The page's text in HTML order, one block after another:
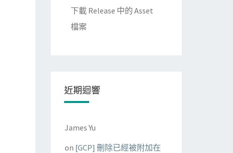
explicitly.]
下載 Release 中的 Asset
檔案
近期迴響
James Yu
on [GCP] 刪除已經被附加在